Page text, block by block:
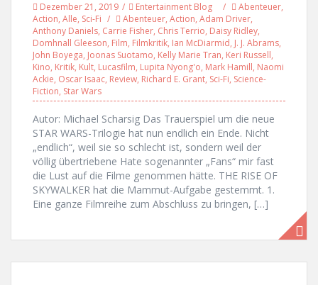
Dezember 21, 2019 Entertainment Blog Abenteuer,
Action, Alle, Sci-Fi Abenteuer, Action, Adam Driver,
Anthony Daniels, Carrie Fisher, Chris Terrio, Daisy Ridley,
Domhnall Gleeson, Film, Filmkritik, Ian McDiarmid, J. J. Abrams,
John Boyega, Joonas Suotamo, Kelly Marie Tran, Keri Russell,
Kino, Kritik, Kult, Lucasfilm, Lupita Nyong'o, Mark Hamill, Naomi
Ackie, Oscar Isaac, Review, Richard E. Grant, Sci-Fi, Science-
Fiction, Star Wars
Autor: Michael Scharsig Das Trauerspiel um die neue
STAR WARS-Trilogie hat nun endlich ein Ende. Nicht
„endlich“, weil sie so schlecht ist, sondern weil der
völlig übertriebene Hate sogenannter „Fans“ mir fast
die Lust auf die Filme genommen hätte. THE RISE OF
SKYWALKER hat die Mammut-Aufgabe gestemmt. 1.
Eine ganze Filmreihe zum Abschluss zu bringen, […]